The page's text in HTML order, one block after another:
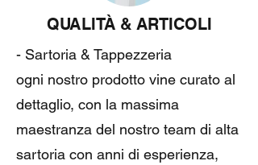
QUALITÀ & ARTICOLI
- Sartoria & Tappezzeria
ogni nostro prodotto vine curato al
dettaglio, con la massima
maestranza del nostro team di alta
sartoria con anni di esperienza,